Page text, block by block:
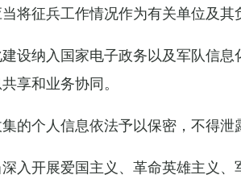
将征兵工作情况作为有关单位及其
设纳入国家电子政务以及军队信
享和业务协同。
的个人信息依法予以保密，不得泄
入开展爱国主义、革命英雄主义